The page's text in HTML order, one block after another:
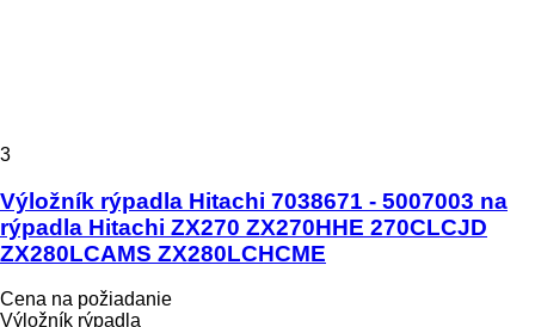
3
Výložník rýpadla Hitachi 7038671 - 5007003 na
rýpadla Hitachi ZX270 ZX270HHE 270CLCJD
ZX280LCAMS ZX280LCHCME
Cena na požiadanie
Výložník rýpadla